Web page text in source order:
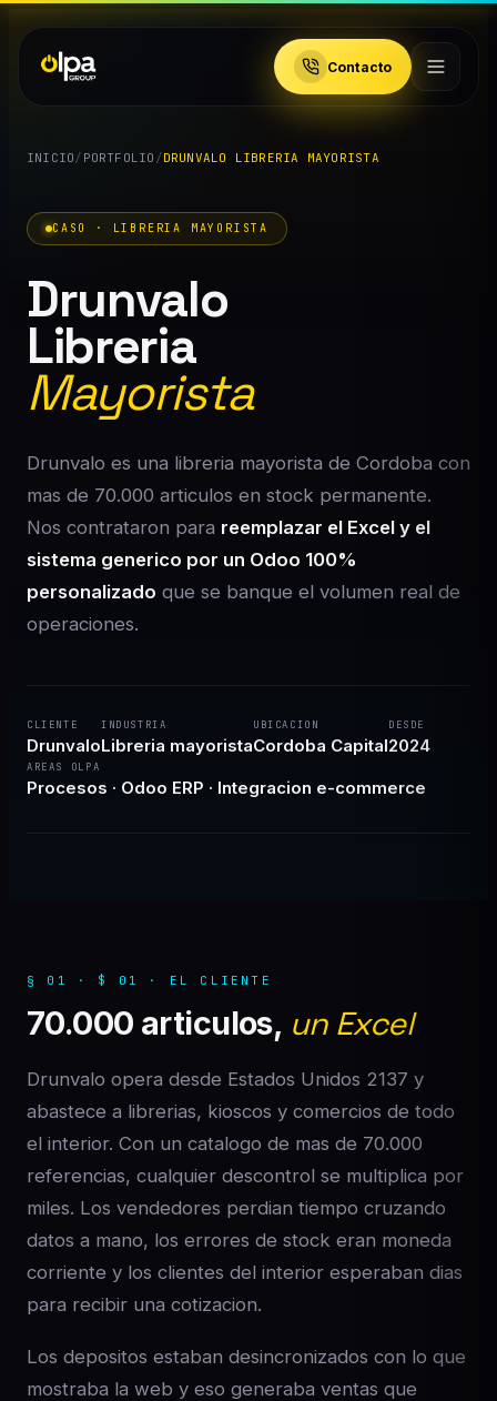
Contacto
INICIO/ PORTFOLIO /DRUNVALO LIBRERIA MAYORISTA
CASO · LIBRERIA MAYORISTA
Drunvalo
Libreria
Mayorista
Drunvalo es una libreria mayorista de Cordoba con
mas de 70.000 articulos en stock permanente.
Nos contrataron para reemplazar el Excel y el
sistema generico por un Odoo 100%
personalizado que se banque el volumen real de
operaciones.
CLIENTE
Drunvalo
INDUSTRIA
Libreria mayorista
UBICACION
Cordoba Capital
DESDE
2024
AREAS OLPA
Procesos · Odoo ERP · Integracion e-commerce
§ 01 · $ 01 · EL CLIENTE
70.000 articulos, un Excel
Drunvalo opera desde Estados Unidos 2137 y
abastece a librerias, kioscos y comercios de todo
el interior. Con un catalogo de mas de 70.000
referencias, cualquier descontrol se multiplica por
miles. Los vendedores perdian tiempo cruzando
datos a mano, los errores de stock eran moneda
corriente y los clientes del interior esperaban dias
para recibir una cotizacion.
Los depositos estaban desincronizados con lo que
mostraba la web y eso generaba ventas que